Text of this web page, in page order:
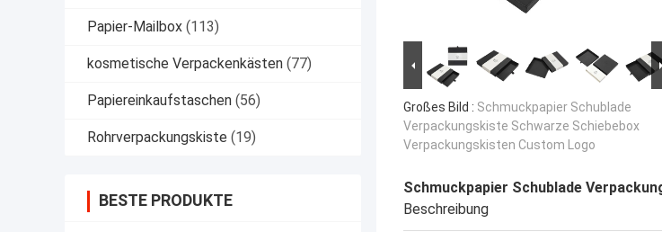
Papier-Mailbox (113)
kosmetische Verpackenkästen (77)
Papiereinkaufstaschen (56)
Rohrverpackungskiste (19)
BESTE PRODUKTE
Großes Bild : Schmuckpapier Schublade
Verpackungskiste Schwarze Schiebebox
Verpackungskisten Custom Logo
Schmuckpapier Schublade
Beschreibung